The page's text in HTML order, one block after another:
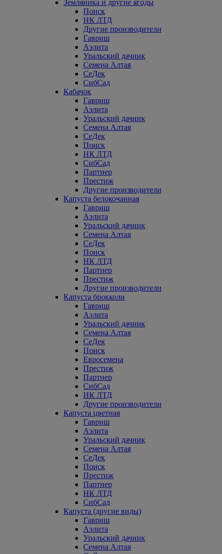
Земляника и другие ягоды
Поиск
НК ЛТД
Другие производители
Гавриш
Аэлита
Уральский дачник
Семена Алтая
СеДек
СибСад
Кабачок
Гавриш
Аэлита
Уральский дачник
Семена Алтая
СеДек
Поиск
НК ЛТД
СибСад
Партнер
Престиж
Другие производители
Капуста белокочанная
Гавриш
Аэлита
Уральский дачник
Семена Алтая
СеДек
Поиск
НК ЛТД
Партнер
Престиж
Другие производители
Капуста брокколи
Гавриш
Аэлита
Уральский дачник
Семена Алтая
СеДек
Поиск
Евросемена
Престиж
Партнер
СибСад
НК ЛТД
Другие производители
Капуста цветная
Гавриш
Аэлита
Уральский дачник
Семена Алтая
СеДек
Поиск
Престиж
Партнер
НК ЛТД
СибСад
Капуста (другие виды)
Гавриш
Аэлита
Уральский дачник
Семена Алтая